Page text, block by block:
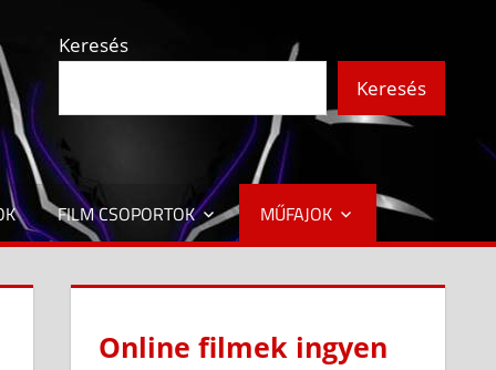
Keresés
Keresés
FILM CSOPORTOK MŰFAJOK
Online filmek ingyen